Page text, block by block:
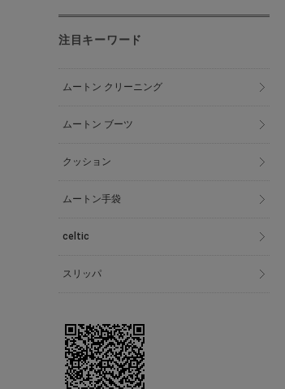
注目キーワード
ムートン クリーニング
ムートン ブーツ
クッション
ムートン手袋
celtic
スリッパ